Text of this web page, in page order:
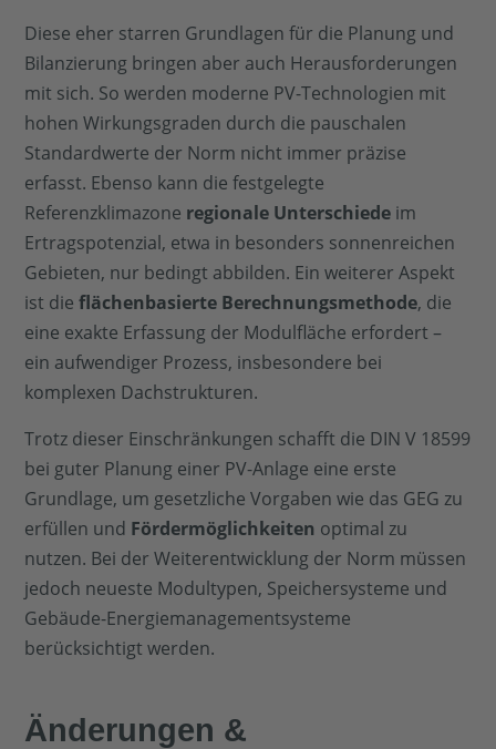
Diese eher starren Grundlagen für die Planung und
Bilanzierung bringen aber auch Herausforderungen
mit sich. So werden moderne PV-Technologien mit
hohen Wirkungsgraden durch die pauschalen
Standardwerte der Norm nicht immer präzise
erfasst. Ebenso kann die festgelegte
Referenzklimazone regionale Unterschiede im
Ertragspotenzial, etwa in besonders sonnenreichen
Gebieten, nur bedingt abbilden. Ein weiterer Aspekt
ist dieflächenbasierte Berechnungsmethode, die
eine exakte Erfassung der Modulfläche erfordert –
ein aufwendiger Prozess, insbesondere bei
komplexen Dachstrukturen.
Trotz dieser Einschränkungen schafft die DIN V 18599
bei guter Planung einer PV-Anlage eine erste
Grundlage, um gesetzliche Vorgaben wie das GEG zu
erfüllen und Fördermöglichkeiten optimal zu
nutzen. Bei der Weiterentwicklung der Norm müssen
jedoch neueste Modultypen, Speichersysteme und
Gebäude-Energiemanagementsysteme
berücksichtigt werden.
Änderungen &